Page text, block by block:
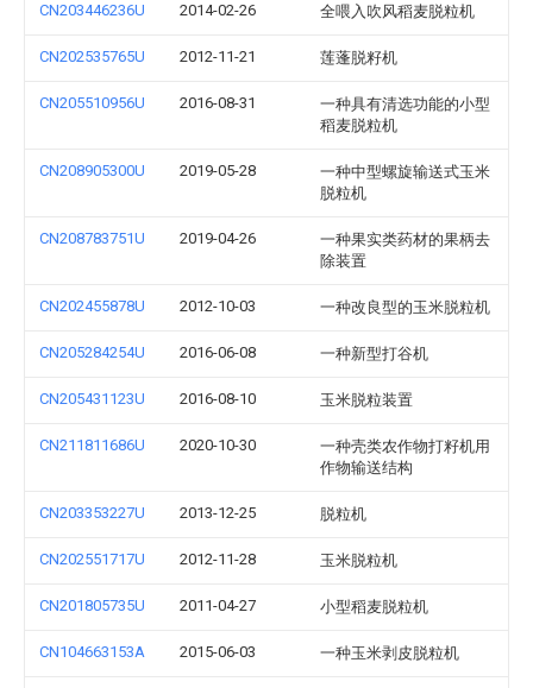
CN203446236U 2014-02-26 全喂入吹风稻麦脱粒机
CN202535765U 2012-11-21 莲蓬脱籽机
CN205510956U 2016-08-31
一种具有清选功能的小型
稻麦脱粒机
CN208905300U 2019-05-28
一种中型螺旋输送式玉米
脱粒机
CN208783751U 2019-04-26
一种果实类药材的果柄去
除装置
CN202455878U 2012-10-03 一种改良型的玉米脱粒机
CN205284254U 2016-06-08 一种新型打谷机
CN205431123U 2016-08-10 玉米脱粒装置
CN211811686U 2020-10-30
一种壳类农作物打籽机用
作物输送结构
CN203353227U 2013-12-25 脱粒机
CN202551717U 2012-11-28 玉米脱粒机
CN201805735U 2011-04-27 小型稻麦脱粒机
CN104663153A 2015-06-03 一种玉米剥皮脱粒机